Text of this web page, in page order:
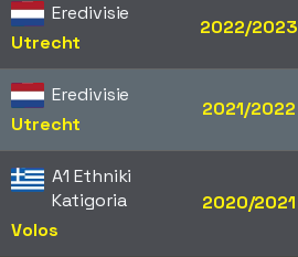
Eredivisie
Utrecht
2022/2023
Eredivisie
Utrecht
2021/2022
A1 Ethniki
Katigoria
Volos
2020/2021